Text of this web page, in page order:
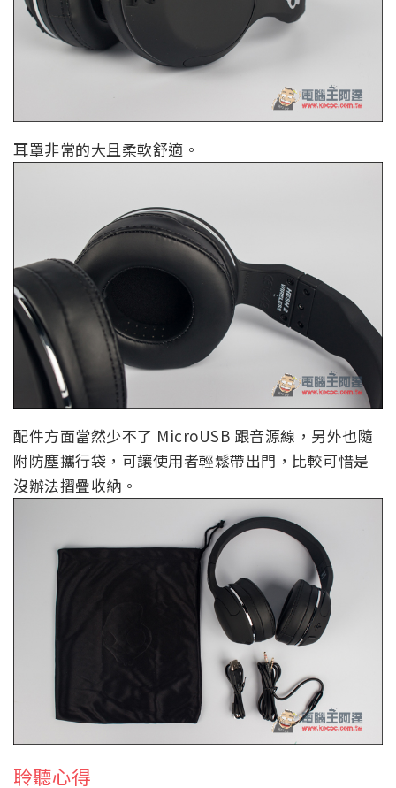
耳罩非常的大且柔軟舒適。
配件方面當然少不了 MicroUSB 跟音源線，另外也隨
附防塵攜行袋，可讓使用者輕鬆帶出門，比較可惜是
沒辦法摺疊收納。
聆聽心得